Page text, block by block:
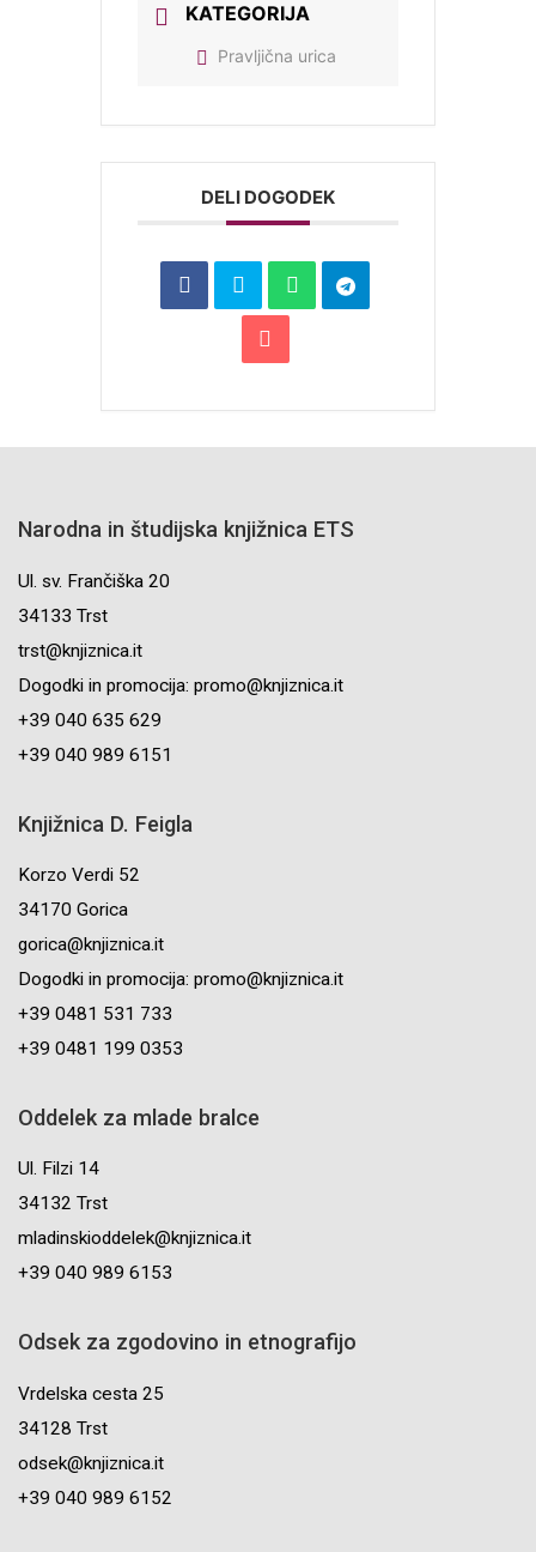
KATEGORIJA
Pravljična urica
DELI DOGODEK
Narodna in študijska knjižnica ETS
Ul. sv. Frančiška 20
34133 Trst
trst@knjiznica.it
Dogodki in promocija: promo@knjiznica.it
+39 040 635 629
+39 040 989 6151
Knjižnica D. Feigla
Korzo Verdi 52
34170 Gorica
gorica@knjiznica.it
Dogodki in promocija: promo@knjiznica.it
+39 0481 531 733
+39 0481 199 0353
Oddelek za mlade bralce
Ul. Filzi 14
34132 Trst
mladinskioddelek@knjiznica.it
+39 040 989 6153
Odsek za zgodovino in etnografijo
Vrdelska cesta 25
34128 Trst
odsek@knjiznica.it
+39 040 989 6152